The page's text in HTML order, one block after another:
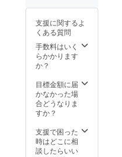
企業名
をご記
入くだ
さい。
ルダー
記念T
シャツ
（ボ
ディー
カラー
み） ・
ケータ
リング
カーへ
ネチャ
※支援
時、必
支援に関するよ
くある質問
手数料はいく
らかかります
か？
目標金額に届
かなかった場
合どうなりま
すか？
支援で困った
時はどこに相
談したらいい